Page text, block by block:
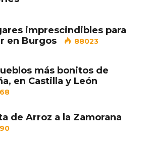
imprescindibles para
en Burgos
88023
más bonitos de
en Castilla y León
de Arroz a la Zamorana
la musealización de los
de Santiago Apóstol